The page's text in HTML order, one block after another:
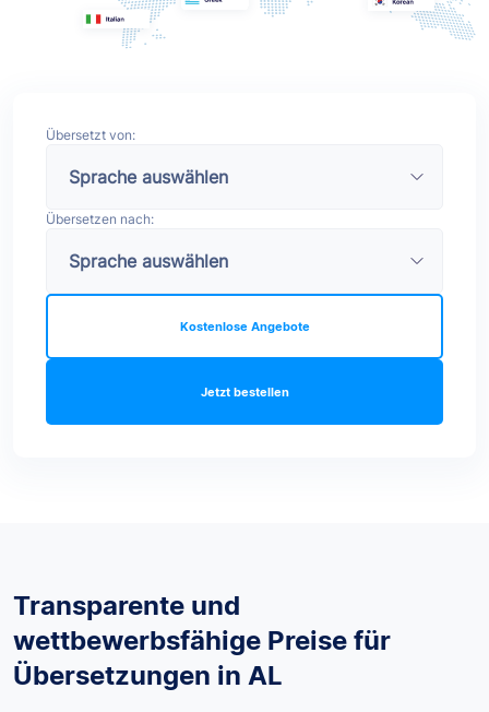
Übersetzt von:
Übersetzen nach:
Jetzt bestellen
Kostenlose Angebote
Transparente und
wettbewerbsfähige Preise für
Übersetzungen in AL